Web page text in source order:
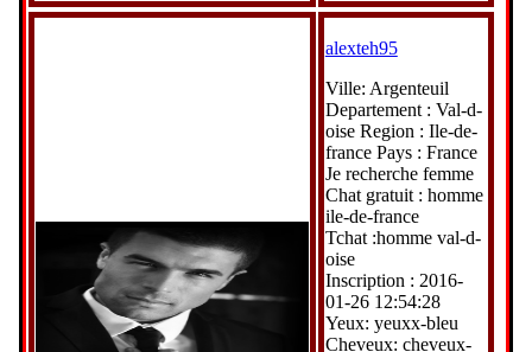
alexteh95
Ville: Argenteuil
Departement : Val-d-
oise Region : Ile-de-
france Pays : France
Je recherche femme
Chat gratuit : homme
ile-de-france
Tchat :homme val-d-
oise
Inscription : 2016-
01-26 12:54:28
Yeux: yeuxx-bleu
Cheveux: cheveux-